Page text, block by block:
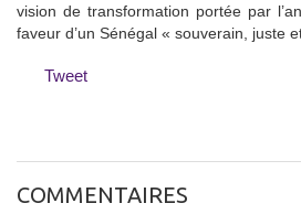
vision de transformation portée par
faveur d’un Sénégal « souverain, juste
Tweet
COMMENTAIRES